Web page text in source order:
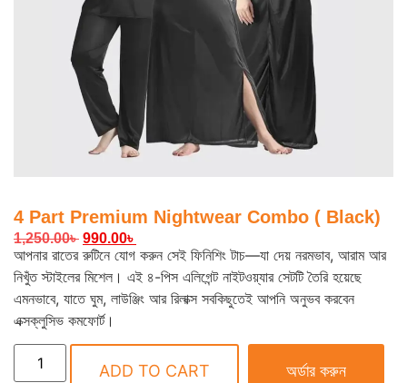
4 Part Premium Nightwear Combo ( Black)
1,250.00৳ 990.00৳
আপনার রাতের রুটিনে যোগ করুন সেই ফিনিশিং টাচ—যা দেয় নরমভাব, আরাম আর
নিখুঁত স্টাইলের মিশেল। এই ৪-পিস এলিগেন্ট নাইটওয়্যার সেটটি তৈরি হয়েছে
এমনভাবে, যাতে ঘুম, লাউঞ্জিং আর রিলাক্স সবকিছুতেই আপনি অনুভব করবেন
এক্সক্লুসিভ কমফোর্ট।
ADD TO CART অর্ডার করুন